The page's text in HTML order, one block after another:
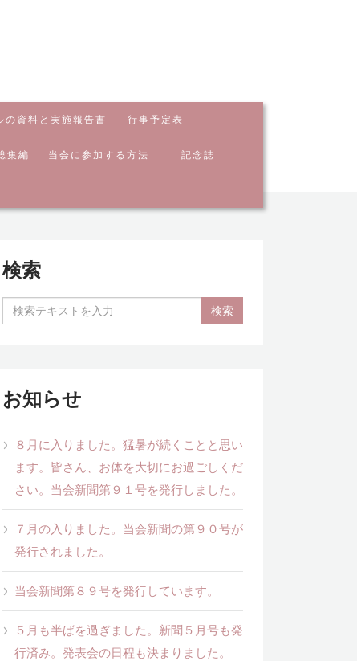
の資料と実施報告書 行事予定表
集編 当会に参加する方法 記念誌
検索
お知らせ
８月に入りました。猛暑が続くことと思い
ます。皆さん、お体を大切にお過ごしくだ
さい。当会新聞第９１号を発行しました。
７月の入りました。当会新聞の第９０号が
発行されました。
当会新聞第８９号を発行しています。
５月も半ばを過ぎました。新聞５月号も発
行済み。発表会の日程も決まりました。